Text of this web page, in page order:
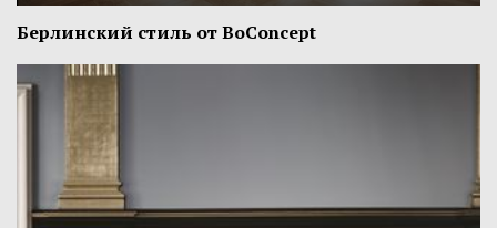
Берлинский стиль от BoConcept